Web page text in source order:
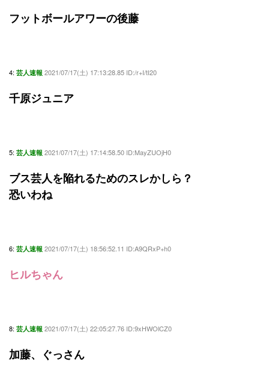
フットボールアワーの後藤
4: 芸人速報 2021/07/17(土) 17:13:28.85 ID:/r+I/tI20
千原ジュニア
5: 芸人速報 2021/07/17(土) 17:14:58.50 ID:MayZUOjH0
ブス芸人を陥れるためのスレかしら？
恐いわね
6: 芸人速報 2021/07/17(土) 18:56:52.11 ID:A9QRxP+h0
ヒルちゃん
8: 芸人速報 2021/07/17(土) 22:05:27.76 ID:9xHWOlCZ0
加藤、ぐっさん